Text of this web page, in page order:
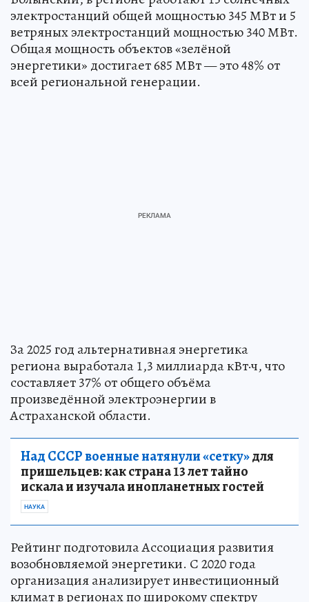
электростанций общей мощностью 345 МВт и 5
ветряных электростанций мощностью 340 МВт.
Общая мощность объектов «зелёной
энергетики» достигает 685 МВт — это 48% от
всей региональной генерации.
За 2025 год альтернативная энергетика
региона выработала 1,3 миллиарда кВт·ч, что
составляет 37% от общего объёма
произведённой электроэнергии в
Астраханской области.
Над СССР военные натянули «сетку»для
пришельцев: как страна 13 лет тайно
искала и изучала инопланетных гостей
НАУКА
Рейтинг подготовила Ассоциация развития
возобновляемой энергетики. С 2020 года
организация анализирует инвестиционный
климат в регионах по широкому спектру